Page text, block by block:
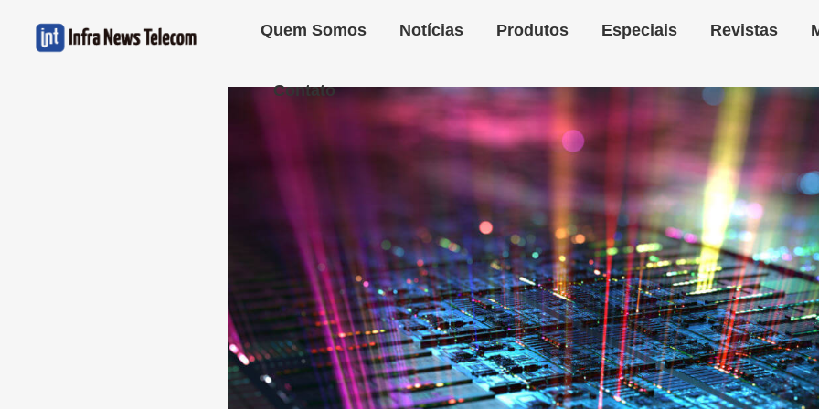
Quem Somos Notícias Produtos Especiais Revistas
Contato